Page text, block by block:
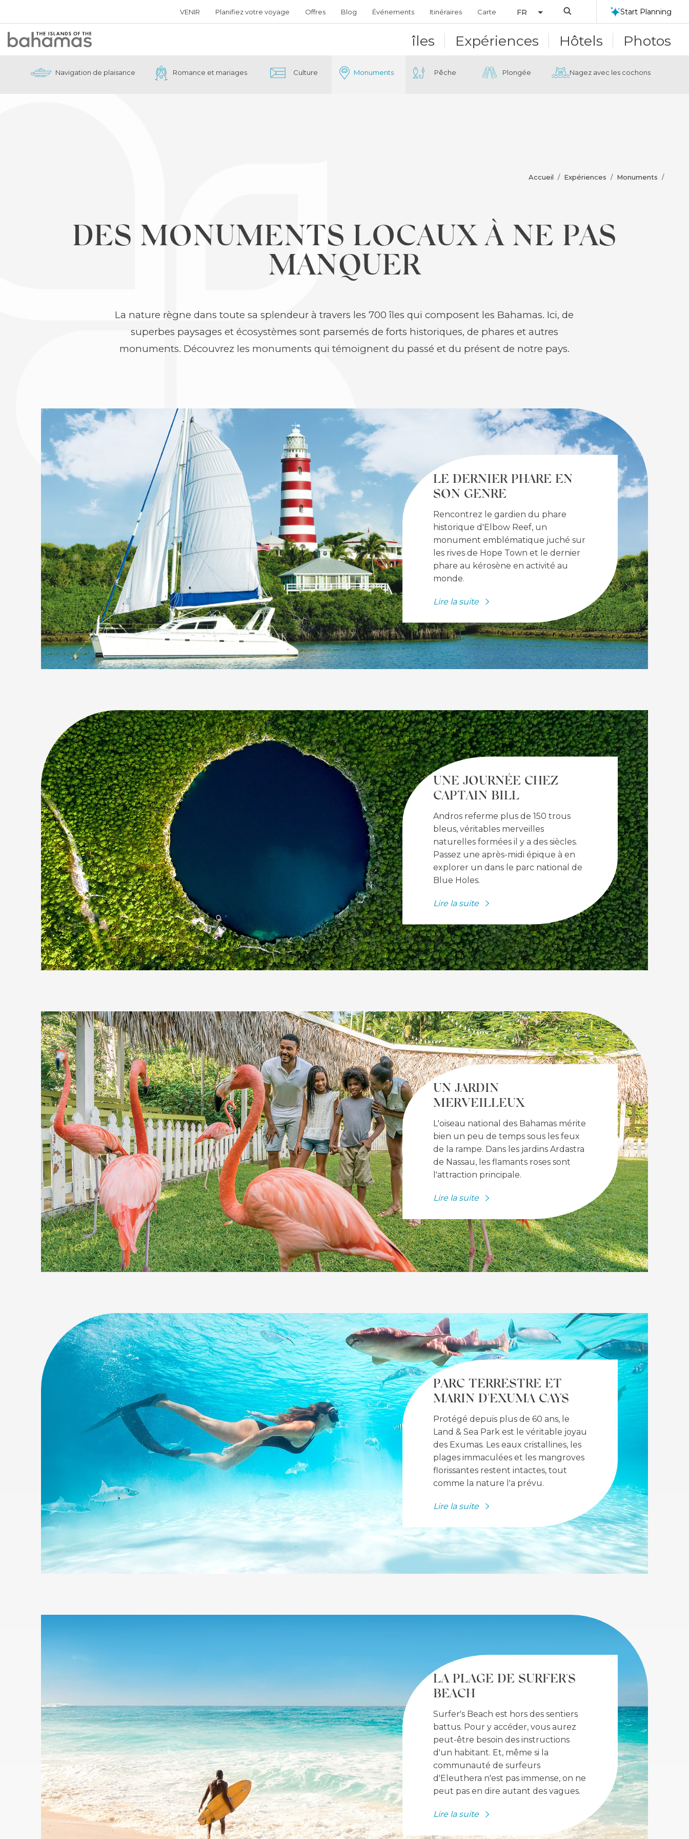
îles Expériences Hôtels Photos
VENIR Planifiez votre voyage Offres Blog Événements Itinéraires Carte FR Start Planning
Navigation de plaisance Romance et mariages Culture Monuments Pêche Plongée Nagez avec les cochons
Accueil / Expériences / Monuments /
DES MONUMENTS LOCAUX À NE PAS
MANQUER
La nature règne dans toute sa splendeur à travers les 700 îles qui composent les Bahamas. Ici, de
superbes paysages et écosystèmes sont parsemés de forts historiques, de phares et autres
monuments. Découvrez les monuments qui témoignent du passé et du présent de notre pays.
LE DERNIER PHARE EN
SON GENRE
Rencontrez le gardien du phare
historique d'Elbow Reef, un
monument emblématique juché sur
les rives de Hope Town et le dernier
phare au kérosène en activité au
monde.
Lire la suite
UNE JOURNÉE CHEZ
CAPTAIN BILL
Andros referme plus de 150 trous
bleus, véritables merveilles
naturelles formées il y a des siècles.
Passez une après-midi épique à en
explorer un dans le parc national de
Blue Holes.
Lire la suite
UN JARDIN
MERVEILLEUX
L'oiseau national des Bahamas mérite
bien un peu de temps sous les feux
de la rampe. Dans les jardins Ardastra
de Nassau, les flamants roses sont
l'attraction principale.
Lire la suite
PARC TERRESTRE ET
MARIN D'EXUMA CAYS
Protégé depuis plus de 60 ans, le
Land & Sea Park est le véritable joyau
des Exumas. Les eaux cristallines, les
plages immaculées et les mangroves
florissantes restent intactes, tout
comme la nature l'a prévu.
Lire la suite
LA PLAGE DE SURFER'S
BEACH
Surfer's Beach est hors des sentiers
battus. Pour y accéder, vous aurez
peut-être besoin des instructions
d'un habitant. Et, même si la
communauté de surfeurs
d'Eleuthera n'est pas immense, on ne
peut pas en dire autant des vagues.
Lire la suite